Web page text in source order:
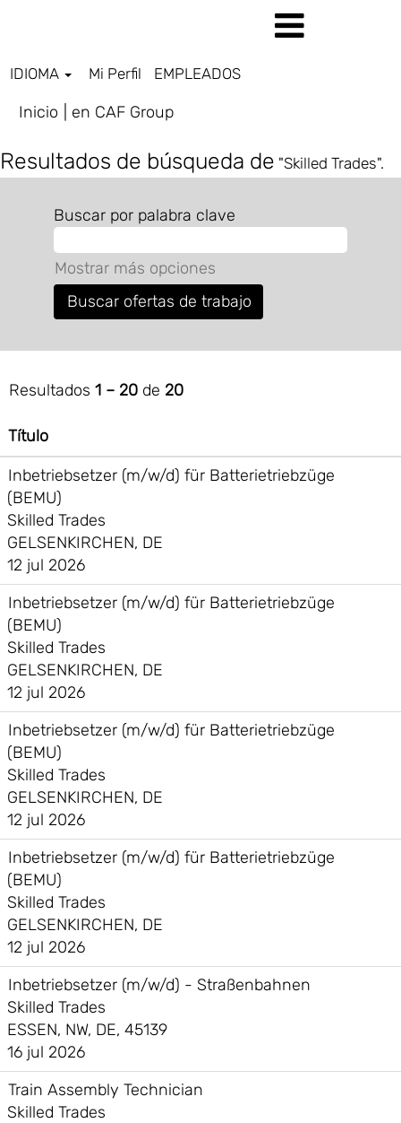
IDIOMA Mi Perfil EMPLEADOS
Inicio en CAF Group(página
Resultados de búsqueda de "Skilled Trades".
Buscar por palabra clave
Mostrar más opciones
Resultados 1 – 20 de 20
Título
Inbetriebsetzer (m/w/d) für Batterietriebzüge
(BEMU)
Skilled Trades
GELSENKIRCHEN, DE
12 jul 2026
Inbetriebsetzer (m/w/d) für Batterietriebzüge
(BEMU)
Skilled Trades
GELSENKIRCHEN, DE
12 jul 2026
Inbetriebsetzer (m/w/d) für Batterietriebzüge
(BEMU)
Skilled Trades
GELSENKIRCHEN, DE
12 jul 2026
Inbetriebsetzer (m/w/d) für Batterietriebzüge
(BEMU)
Skilled Trades
GELSENKIRCHEN, DE
12 jul 2026
Inbetriebsetzer (m/w/d) - Straßenbahnen
Skilled Trades
ESSEN, NW, DE, 45139
16 jul 2026
Train Assembly Technician
Skilled Trades